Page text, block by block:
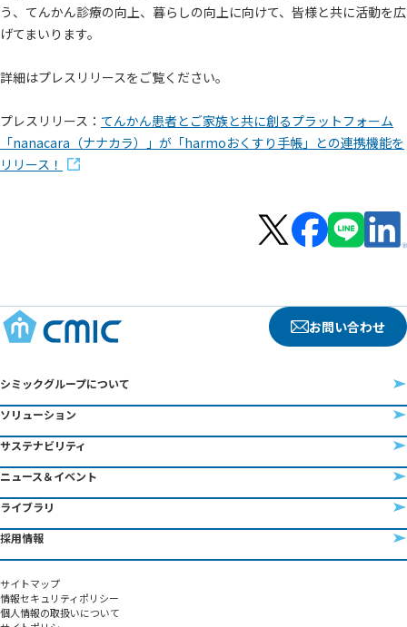
う、てんかん診療の向上、暮らしの向上に向けて、皆様と共に活動を広
げてまいります。
詳細はプレスリリースをご覧ください。
プレスリリース： てんかん患者とご家族と共に創るプラットフォーム
「nanacara（ナナカラ）」が「harmoおくすり手帳」との連携機能を
リリース！
お問い合わせ
シミックグループについて
ソリューション
サステナビリティ
ニュース＆イベント
ライブラリ
採用情報
サイトマップ
情報セキュリティポリシー
個人情報の取扱いについて